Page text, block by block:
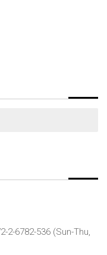
2-6782-536 (Sun-Thu,